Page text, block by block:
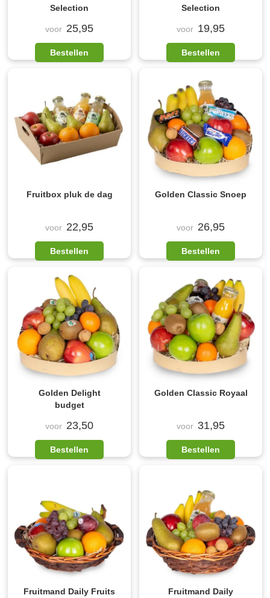
Selection
voor 25,95
Bestellen
Selection
voor 19,95
Bestellen
Fruitbox pluk de dag
voor 22,95
Bestellen
Golden Classic Snoep
voor 26,95
Bestellen
Golden Delight
budget
voor 23,50
Bestellen
Golden Classic Royaal
voor 31,95
Bestellen
Fruitmand Daily Fruits
Fruitmand Daily